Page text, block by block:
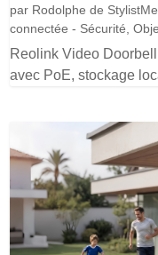
par Rodolphe de StylistMe
connectée - Sécurité ,
Reolink Video
avec PoE, stockage